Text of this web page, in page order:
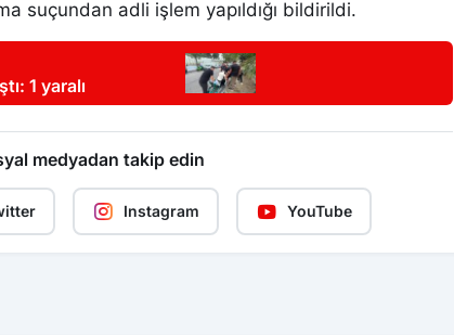
suçundan adli işlem yapıldığı bildirildi.
1 yaralı
medyadan takip edin
Instagram YouTube